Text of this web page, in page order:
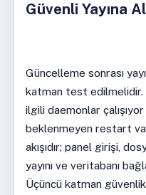
Güvenli Yayına
Güncelleme sonrası
katman test edilmelidir.
ilgili daemonlar
beklenmeyen restart var
akışıdır; panel girişi,
yayını ve veritabanı
Üçüncü katman